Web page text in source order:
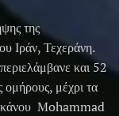
της
Ιράν, Τεχεράνη.
και 52
μέχρι τα
Mohammad